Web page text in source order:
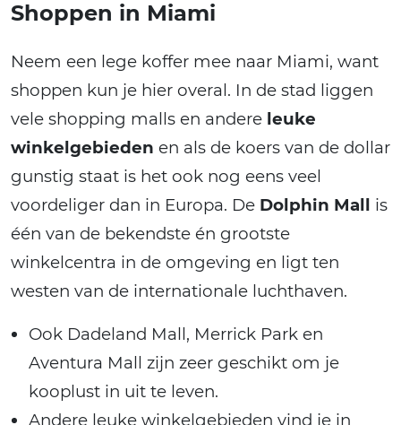
Shoppen in Miami
Neem een lege koffer mee naar Miami, want
shoppen kun je hier overal. In de stad liggen
vele shopping malls en andere leuke
winkelgebieden en als de koers van de dollar
gunstig staat is het ook nog eens veel
voordeliger dan in Europa. De Dolphin Mall is
één van de bekendste én grootste
winkelcentra in de omgeving en ligt ten
westen van de internationale luchthaven.
Ook Dadeland Mall, Merrick Park en
Aventura Mall zijn zeer geschikt om je
kooplust in uit te leven.
Andere leuke winkelgebieden vind je in